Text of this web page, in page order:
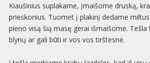
Kiaušinius suplakame, įmaišome druską,
prieskonius. Tuomet į plakinį dedame
pieno visą šią masę gerai išmaišome. Tešla
blynų ar gali būti ir vos vos tirštesnė.